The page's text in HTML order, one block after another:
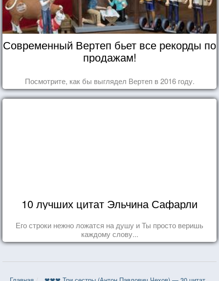
Современный Вертеп бьет все рекорды по
продажам!
Посмотрите, как бы выглядел Вертеп в 2016 году.
10 лучших цитат Эльчина Сафарли
Его строки нежно ложатся на душу и Ты просто веришь
каждому слову...